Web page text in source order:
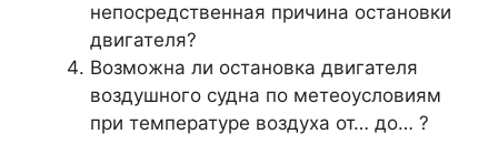
непосредственная причина остановки
двигателя?
Возможна ли остановка двигателя
воздушного судна по метеоусловиям
при температуре воздуха от… до… ?